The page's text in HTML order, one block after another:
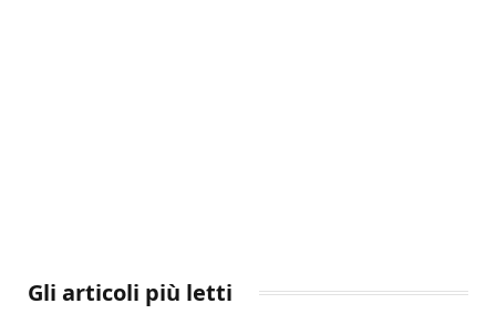
Gli articoli più letti